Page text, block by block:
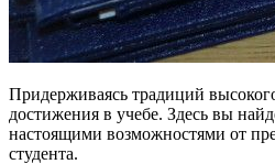
Придерживаясь традиций
достижения в учебе. Здесь вы
настоящими возможностями от
студента.